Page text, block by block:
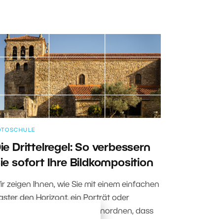
Drittelregel: So verbessern
sofort Ihre Bildkomposition
zeigen Ihnen, wie Sie mit einem einfachen
den Horizont, ein Porträt oder
Motive so anordnen, dass